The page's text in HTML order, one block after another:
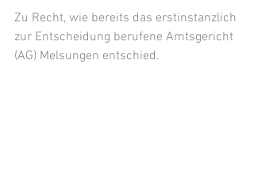
Zu Recht, wie bereits das erstinstanzlich
zur Entscheidung berufene Amtsgericht
(AG) Melsungen entschied.